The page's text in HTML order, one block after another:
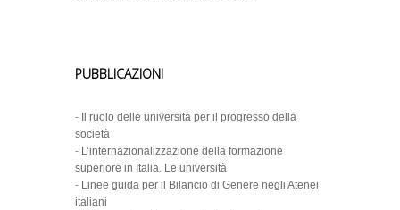
PUBBLICAZIONI
-
Il ruolo delle università per il progresso della
società
- L’internazionalizzazione della formazione
superiore in Italia. Le università
- Linee guida per il Bilancio di Genere negli Atenei
italiani